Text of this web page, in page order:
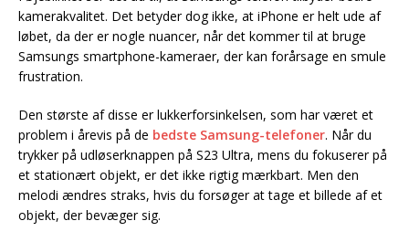
kamerakvalitet. Det betyder dog ikke, at iPhone er helt ude af
løbet, da der er nogle nuancer, når det kommer til at bruge
Samsungs smartphone-kameraer, der kan forårsage en smule
frustration.
Den største af disse er lukkerforsinkelsen, som har været et
problem i årevis på de bedste Samsung-telefoner. Når du
trykker på udløserknappen på S23 Ultra, mens du fokuserer på
et stationært objekt, er det ikke rigtig mærkbart. Men den
melodi ændres straks, hvis du forsøger at tage et billede af et
objekt, der bevæger sig.